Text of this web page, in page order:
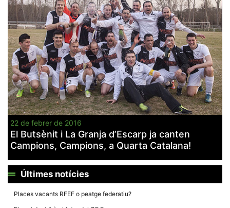
22 de febrer de 2016
El Butsènit i La Granja d’Escarp ja canten
Campions, Campions, a Quarta Catalana!
Últimes notícies
Places vacants RFEF o peatge federatiu?
Necessàries